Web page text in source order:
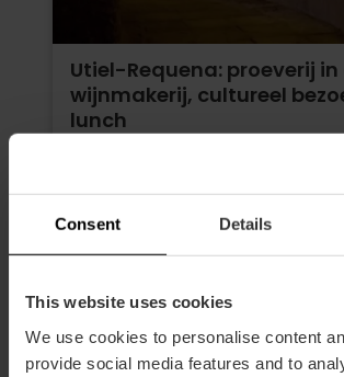
Consent Details
This website uses cookies
We use cookies to personalise content
provide social media features and to
Utiel-Requena: proeverij in
wijnmakerij, cultureel
lunch
Vanaf€ 195,00